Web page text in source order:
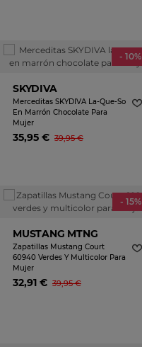
- 10%
SKYDIVA
Merceditas SKYDIVA La-Que-So
En Marrón Chocolate Para
Mujer
35,95 € 39,95 €
- 15%
MUSTANG MTNG
Zapatillas Mustang Court
60940 Verdes Y Multicolor Para
Mujer
32,91 € 39,95 €